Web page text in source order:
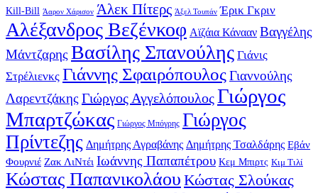
Kill-Bill Άαρον Χάρισον Άλεκ Πίτερς Άξελ Τουπάν Έρικ Γκριν
Αλέξανδρος Βεζένκοφ Αϊζάια Κάνααν Βαγγέλης
Μάντζαρης Βασίλης Σπανούλης Γιάνις
Στρέλιενκς Γιάννης ΣφαιρόπουλοςΓιαννούλης
Λαρεντζάκης Γιώργος ΑγγελόπουλοςΓιώργος
Μπαρτζώκας Γιώργος Μπόγρης Γιώργος
Πρίντεζης Δημήτρης Αγραβάνης Δημήτρης Τσαλδάρης Εβάν
Φουρνιέ Ζακ ΛιΝτέι Ιωάννης Παπαπέτρου Κεμ Μπιρτς Κιμ Τιλί
Κώστας Παπανικολάου Κώστας Σλούκας